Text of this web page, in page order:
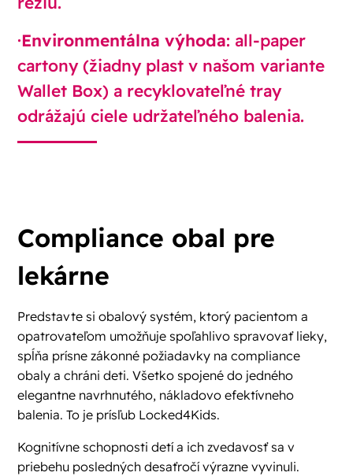
·Environmentálna výhoda: all-paper
cartony (žiadny plast v našom variante
Wallet Box) a recyklovateľné tray
odrážajú ciele udržateľného balenia.
Compliance obal pre
lekárne
Predstavte si obalový systém, ktorý pacientom a
opatrovateľom umožňuje spoľahlivo spravovať lieky,
spĺňa prísne zákonné požiadavky na compliance
obaly a chráni deti. Všetko spojené do jedného
elegantne navrhnutého, nákladovo efektívneho
balenia. To je prísľub Locked4Kids.
Kognitívne schopnosti detí a ich zvedavosť sa v
priebehu posledných desaťročí výrazne vyvinuli.